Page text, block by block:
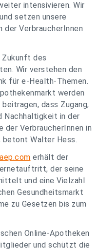
intensivieren. Wir
setzen unsere
VerbraucherInnen
Zukunft des
Wir verstehen den
für e-Health-Themen.
werden
dass Zugang,
Nachhaltigkeit in der
der VerbraucherInnen in
betont Walter Hess.
erhält der
der seine
und eine Vielzahl
Gesundheitsmarkt
zu Gesetzen bis zum
Online-Apotheken
und schützt die